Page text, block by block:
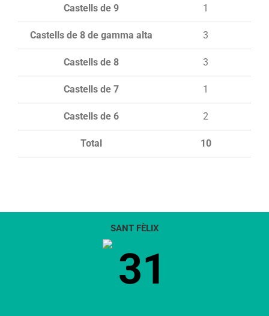
Total 10
Castells de 9 1
Castells de 8 de gamma alta 3
Castells de 8 3
Castells de 7 1
Castells de 6 2
SANT FÈLIX
31